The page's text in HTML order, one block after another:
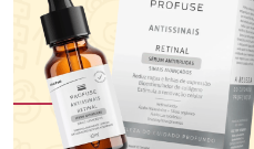
Ativar Desconto